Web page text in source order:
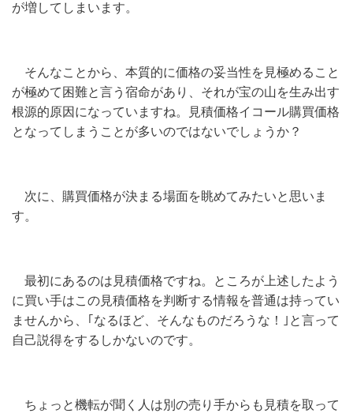
が増してしまいます。
そんなことから、本質的に価格の妥当性を見極めること
が極めて困難と言う宿命があり、それが宝の山を生み出す
根源的原因になっていますね。見積価格イコール購買価格
となってしまうことが多いのではないでしょうか？
次に、購買価格が決まる場面を眺めてみたいと思いま
す。
最初にあるのは見積価格ですね。ところが上述したよう
に買い手はこの見積価格を判断する情報を普通は持ってい
ませんから、｢なるほど、そんなものだろうな！｣と言って
自己説得をするしかないのです。
ちょっと機転が聞く人は別の売り手からも見積を取って